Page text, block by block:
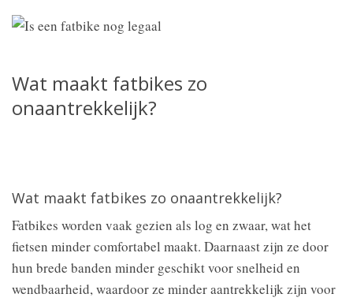
Wat maakt fatbikes zo
onaantrekkelijk?
Wat maakt fatbikes zo onaantrekkelijk?
Fatbikes worden vaak gezien als log en zwaar, wat het
fietsen minder comfortabel maakt. Daarnaast zijn ze door
hun brede banden minder geschikt voor snelheid en
wendbaarheid, waardoor ze minder aantrekkelijk zijn voor